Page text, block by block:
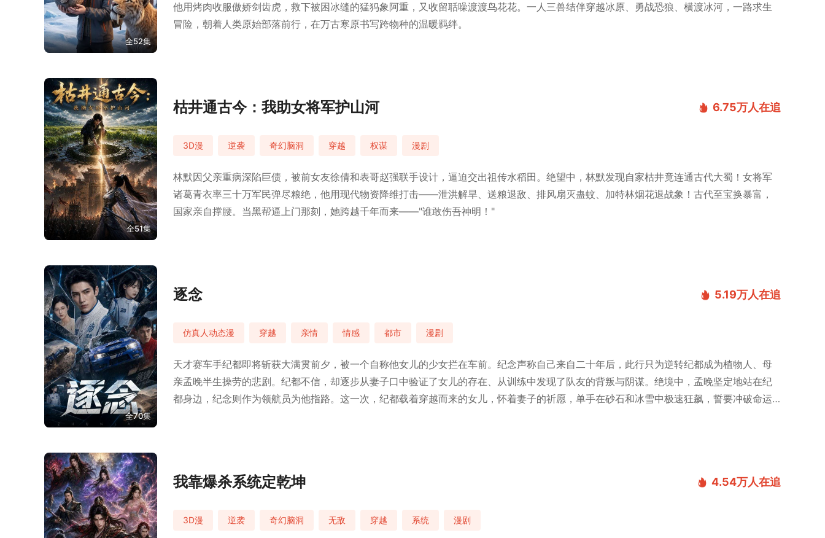
全52集
他用烤肉收服傲娇剑齿虎，救下被困冰缝的猛犸象阿重，又收留聒噪渡渡鸟花花。一人三兽结伴穿越冰原、勇战恐狼、横渡冰河，一路求生
冒险，朝着人类原始部落前行，在万古寒原书写跨物种的温暖羁绊。
全51集
枯井通古今：我助女将军护山河 6.75万人在追
3D漫 逆袭 奇幻脑洞 穿越 权谋 漫剧
林默因父亲重病深陷巨债，被前女友徐倩和表哥赵强联手设计，逼迫交出祖传水稻田。绝望中，林默发现自家枯井竟连通古代大蜀！女将军
诸葛青衣率三十万军民弹尽粮绝，他用现代物资降维打击——泄洪解旱、送粮退敌、排风扇灭蛊蚊、加特林烟花退战象！古代至宝换暴富，
国家亲自撑腰。当黑帮逼上门那刻，她跨越千年而来——"谁敢伤吾神明！"
全70集
逐念 5.19万人在追
仿真人动态漫 穿越 亲情 情感 都市 漫剧
天才赛车手纪都即将斩获大满贯前夕，被一个自称他女儿的少女拦在车前。纪念声称自己来自二十年后，此行只为逆转纪都成为植物人、母
亲孟晚半生操劳的悲剧。纪都不信，却逐步从妻子口中验证了女儿的存在、从训练中发现了队友的背叛与阴谋。绝境中，孟晚坚定地站在纪
都身边，纪念则作为领航员为他指路。这一次，纪都载着穿越而来的女儿，怀着妻子的祈愿，单手在砂石和冰雪中极速狂飙，誓要冲破命运
我靠爆杀系统定乾坤 4.54万人在追
3D漫 逆袭 奇幻脑洞 无敌 穿越 系统 漫剧